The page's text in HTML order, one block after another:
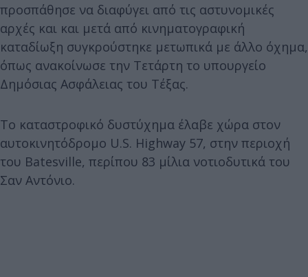
προσπάθησε να διαφύγει από τις αστυνομικές
αρχές και και μετά από κινηματογραφική
καταδίωξη συγκρούστηκε μετωπικά με άλλο όχημα,
όπως ανακοίνωσε την Τετάρτη το υπουργείο
Δημόσιας Ασφάλειας του Τέξας.
Το καταστροφικό δυστύχημα έλαβε χώρα στον
αυτοκινητόδρομο U.S. Highway 57, στην περιοχή
του Batesville, περίπου 83 μίλια νοτιοδυτικά του
Σαν Αντόνιο.